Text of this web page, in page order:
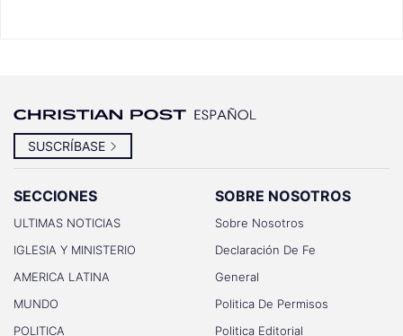
SUSCRÍBASE
SECCIONES
ULTIMAS NOTICIAS
IGLESIA Y MINISTERIO
AMERICA LATINA
MUNDO
POLITICA
SOBRE NOSOTROS
Sobre Nosotros
Declaración De Fe
General
Politica De Permisos
Politica Editorial